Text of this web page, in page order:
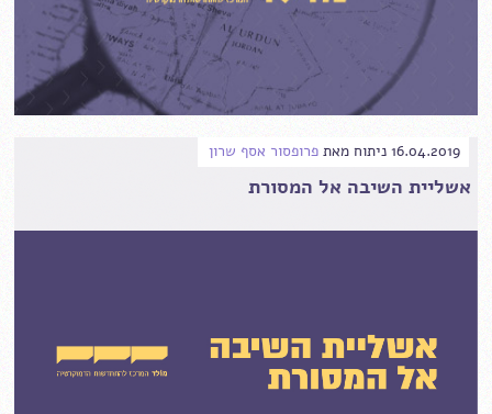
16.04.2019 ניתוח מאת פרופסור אסף שרון
אשליית השיבה אל המסורת